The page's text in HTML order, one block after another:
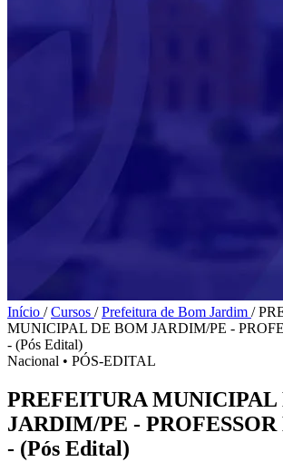
Início / Cursos / Prefeitura de Bom Jardim /
MUNICIPAL DE BOM JARDIM/PE -
- (Pós Edital)
Nacional • PÓS-EDITAL
PREFEITURA MUNICIPAL
JARDIM/PE - PROFESSOR
- (Pós Edital)